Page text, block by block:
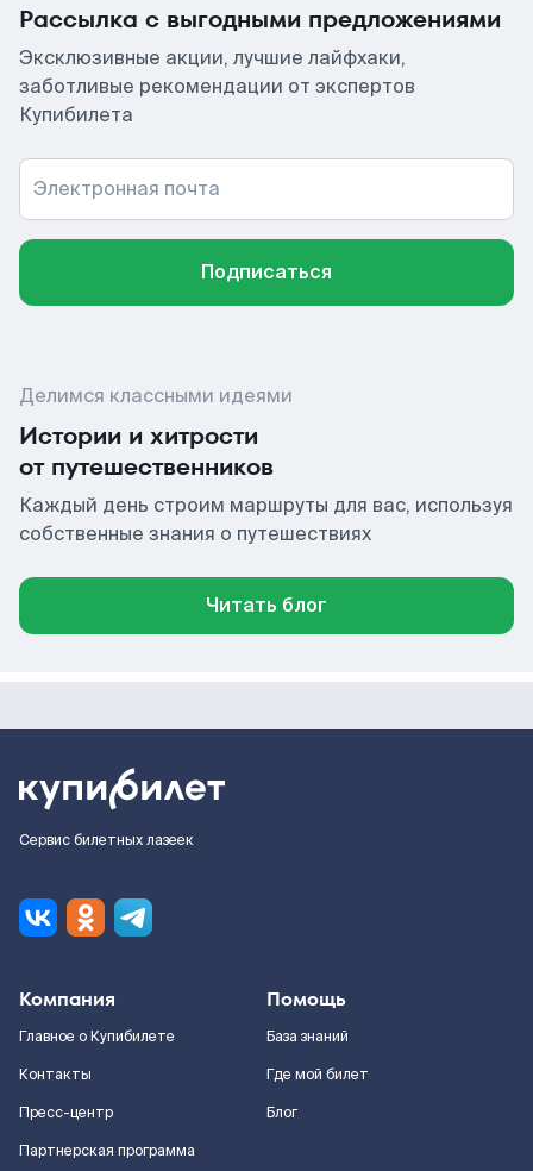
Рассылка с выгодными предложениями
Эксклюзивные акции, лучшие лайфхаки,
заботливые рекомендации от экспертов
Купибилета
Электронная почта
Подписаться
Делимся классными идеями
Истории и хитрости
от путешественников
Каждый день строим маршруты для вас, используя
собственные знания о путешествиях
Читать блог
Сервис билетных лазеек
Компания
Главное о Купибилете
Контакты
Пресс-центр
Партнерская программа
Помощь
База знаний
Где мой билет
Блог